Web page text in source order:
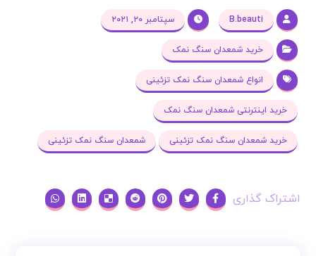
B.beauti سپتامبر ۲۰, ۲۰۲۱
خرید شمعدان سنگ نمک
انواع شمعدان سنگ نمک تزئینی
خرید اینترنتی شمعدان سنگ نمک
خرید شمعدان سنگ نمک تزئینی شمعدان سنگ نمک تزئینی